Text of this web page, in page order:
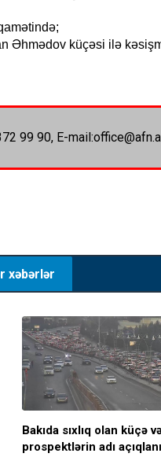
Əhmədov küçəsi ilə
99 90, E-
xəbərlər
Bakıda sıxlıq olan küçə
prospektlərin adı